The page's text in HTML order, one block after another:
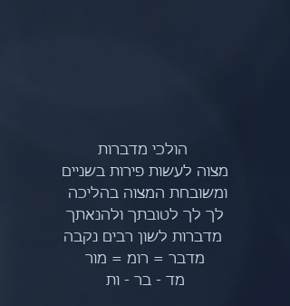
מצוה לעשות פירות בשניים
ומשובחת המצוה בהליכה
לך לך לטובתך ולהנאתך
מדבר = רומ = מור
מד - בר - ות